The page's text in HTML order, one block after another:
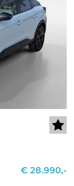
€ 28.990,-